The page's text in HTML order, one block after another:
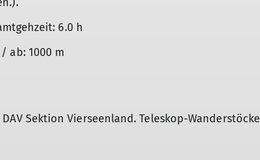
6.0 h
ab: 1000 m
Sektion Vierseenland. Teleskop-Wanderstöcke